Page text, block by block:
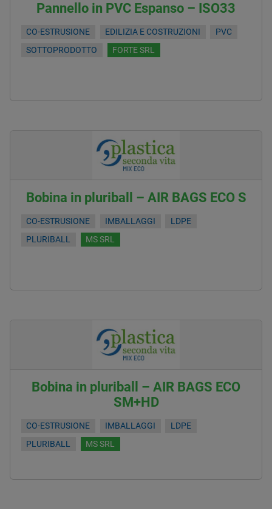
Pannello in PVC Espanso – ISO33
CO-ESTRUSIONE EDILIZIA E COSTRUZIONI
PVC
SOTTOPRODOTTO
FORTE SRL
Bobina in pluriball – AIR BAGS ECO S
CO-ESTRUSIONE IMBALLAGGI
LDPE
PLURIBALL
MS SRL
Bobina in pluriball – AIR BAGS ECO
SM+HD
CO-ESTRUSIONE IMBALLAGGI
LDPE
PLURIBALL
MS SRL